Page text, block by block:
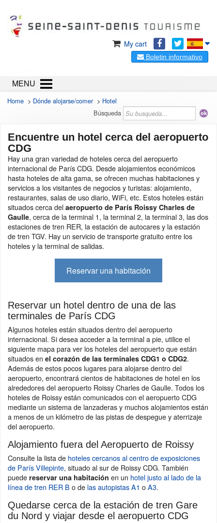
My cart
Boletin informativo
MENU
Home > Dónde alojarse/comer> Hotel
Búsqueda
Encuentre un hotel cerca del aeropuerto
CDG
Hay una gran variedad de hoteles cerca del aeropuerto
internacional de París CDG. Desde alojamientos económicos
hasta hoteles de alta gama, se ofrecen muchas habitaciones y
servicios a los visitantes de negocios y turistas: alojamiento,
restaurantes, salas de uso diario, WiFi, etc. Estos hoteles están
situados cerca del aeropuerto de París Roissy Charles de
Gaulle, cerca de la terminal 1, la terminal 2, la terminal 3, las dos
estaciones de tren RER, la estación de autocares y la estación
de tren TGV. Hay un servicio de transporte gratuito entre los
hoteles y la terminal de salidas.
Reservar una habitación
Reservar un hotel dentro de una de las
terminales de París CDG
Algunos hoteles están situados dentro del aeropuerto
internacional. Si desea acceder a la terminal a pie, utilice el
siguiente mapa para ver los hoteles del aeropuerto que están
situados en el corazón de las terminales CDG1 o CDG2.
Además de estos pocos lugares para alojarse dentro del
aeropuerto, encontrará cientos de habitaciones de hotel en los
alrededores del aeropuerto Roissy Charles de Gaulle. Todos los
hoteles de Roissy están comunicados con el aeropuerto CDG
mediante un sistema de lanzaderas y muchos alojamientos están
a menos de un kilómetro de las pistas de despegue y aterrizaje
del aeropuerto.
Alojamiento fuera del Aeropuerto de Roissy
Consulte la lista de hoteles cercanos al centro de exposiciones
de París Villepinte, situado al sur de Roissy CDG. También
puede reservar una habitación en un hotel justo al lado de la
línea de tren RER B o de las autopistas A1 oA3.
Quedarse cerca de la estación de tren Gare
du Nord y viajar desde el aeropuerto CDG